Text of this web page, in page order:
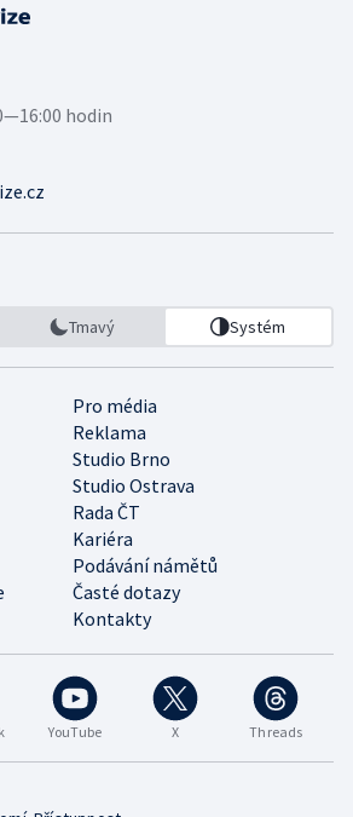
hodin
Tmavý Systém
Pro média
Reklama
Studio Brno
Studio Ostrava
Rada ČT
Kariéra
Podávání námětů
Časté dotazy
Kontakty
YouTube X Threads